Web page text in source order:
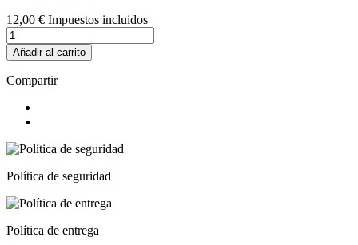
12,00 € Impuestos incluidos
Añadir al carrito
Compartir
Política de seguridad
Política de entrega